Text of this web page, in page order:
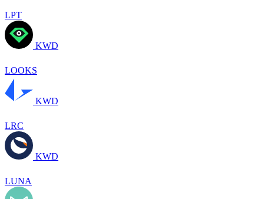
LPT
KWD
LOOKS
KWD
LRC
KWD
LUNA